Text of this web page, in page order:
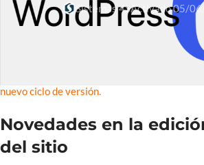
Sistemas 4SActivado 05/
Hoy te traemos esta noticia de la mano de los
, que nos presentan un
detallado sobre las mejoras que se logran en
tambien, mejoras esperadas u no atendidas
nuevo ciclo de versión.
Novedades en la
del sitio